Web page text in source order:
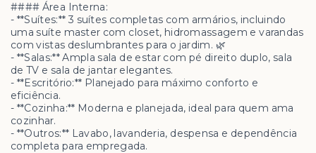
#### Área Interna:
- **Suítes:** 3 suítes completas com armários, incluindo
uma suíte master com closet, hidromassagem e varandas
com vistas deslumbrantes para o jardim. 🌿
- **Salas:** Ampla sala de estar com pé direito duplo, sala
de TV e sala de jantar elegantes.
- **Escritório:** Planejado para máximo conforto e
eficiência.
- **Cozinha:** Moderna e planejada, ideal para quem ama
cozinhar.
- **Outros:** Lavabo, lavanderia, despensa e dependência
completa para empregada.